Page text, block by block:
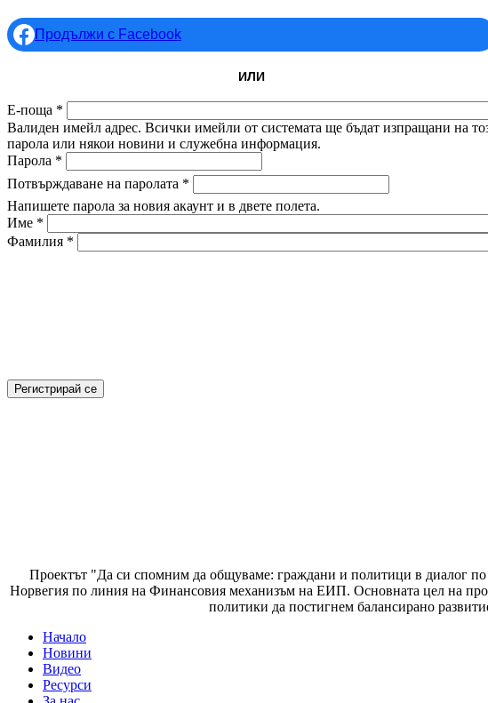
Продължи с Facebook
ИЛИ
Е-поща *
Валиден имейл адрес. Всички имейли от системата ще бъдат изпращани на
парола или някои новини и служебна информация.
Парола *
Потвърждаване на паролата *
Напишете парола за новия акаунт и в двете полета.
Име *
Фамилия *
Проектът "Да си спомним да общуваме: граждани и политици в диалог
Норвегия по линия на Финансовия механизъм на ЕИП. Основната цел на
политики да постигнем балансирано
Основно меню
Начало
Новини
Видео
Ресурси